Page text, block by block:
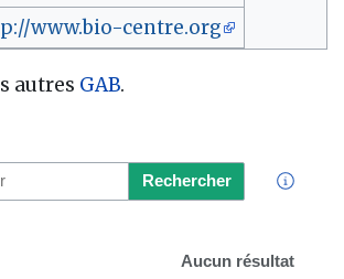
www.bio-centre.org
autres GAB.
Rechercher
Aucun résultat